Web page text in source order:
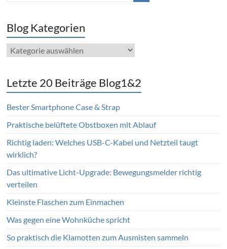
Blog Kategorien
Blog
Kategorien
Letzte 20 Beiträge Blog1&2
Bester Smartphone Case & Strap
Praktische belüftete Obstboxen mit Ablauf
Richtig laden: Welches USB-C-Kabel und Netzteil taugt
wirklich?
Das ultimative Licht-Upgrade: Bewegungsmelder richtig
verteilen
Kleinste Flaschen zum Einmachen
Was gegen eine Wohnküche spricht
So praktisch die Klamotten zum Ausmisten sammeln